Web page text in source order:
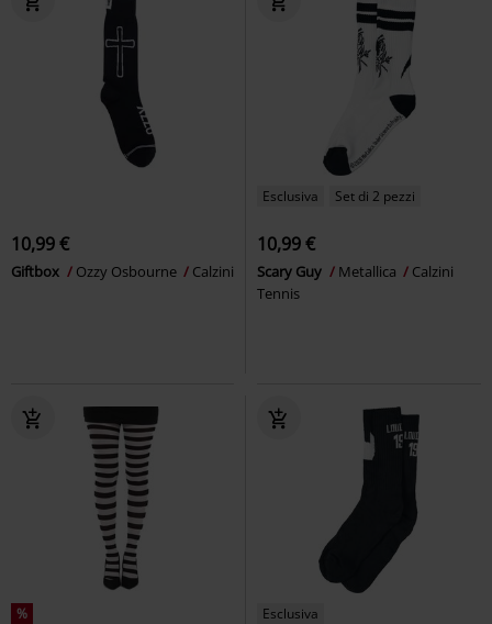
10,99 €
Giftbox Ozzy Osbourne Calzini
Esclusiva Set di 2 pezzi
10,99 €
Scary Guy Metallica
Calzini
Tennis
%
Esclusiva